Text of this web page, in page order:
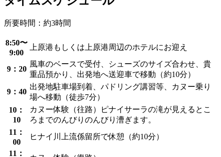
所要時間：約3時間
8:50〜
9:00
上原港もしくは上原港周辺のホテルにお迎え
9：20
風車のベースで受付、シューズのサイズ合わせ、貴
重品預かり、出発地へ送迎車で移動（約10分）
9：40
出発地駐車場到着、パドリング講習等、カヌー乗り
場へ移動（徒歩7分）
10：
10
カヌー体験（往路）ピナイサーラの滝が見えるとこ
ろまでのんびりのんびり漕ぎます。
11：
00
ヒナイ川上流係留所で休憩（約10分）
11：